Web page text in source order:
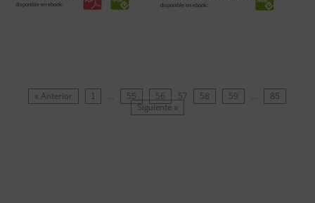
disponible en ebook: disponible en ebook:
« Anterior 1 … 55 56 57 58 59 …
85
Siguiente »